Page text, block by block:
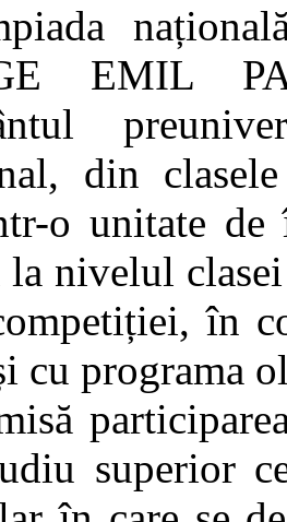
EMIL
din
o unitate de
nivelul
în
cu programa
superior